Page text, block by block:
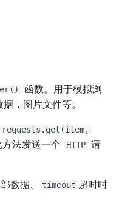
函数。用于模拟浏
据，图片文件等。
requests.get(item,
方法发送一个 HTTP 请
数据、 timeout 超时时